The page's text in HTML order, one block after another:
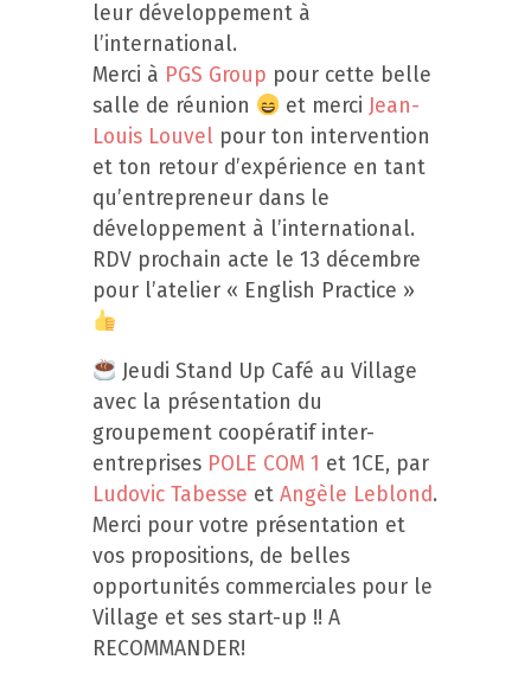
leur développement à
l’international.
Merci à PGS Group pour cette belle
salle de réunion
et merci Jean-
Louis Louvelpour ton intervention
et ton retour d’expérience en tant
qu’entrepreneur dans le
développement à l’international.
RDV prochain acte le 13 décembre
pour l’atelier « English Practice »
Jeudi Stand Up Café au Village
avec la présentation du
groupement coopératif inter-
entreprises POLE COM 1 et 1CE, par
Ludovic Tabesse et Angèle Leblond.
Merci pour votre présentation et
vos propositions, de belles
opportunités commerciales pour le
Village et ses start-up !! A
RECOMMANDER!